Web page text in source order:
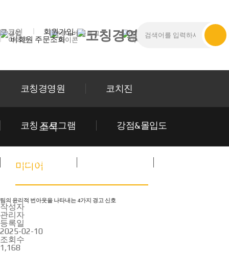
로그인
회원가입
비회원 주문조회
코칭경영원 코치진
코칭 프로그램 강점&몰입도
코치양성
소식
미디어
팀의 윤리적 번아웃을 나타내는 4가지 경고 신호
작성자
관리자
등록일
2025-02-10
조회수
1,168